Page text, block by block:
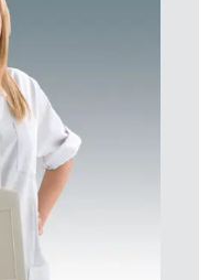
données et du
en accessoires
aux tubes ronds
à la norme
anti-choc qui
54 (accessoire)
protéger le